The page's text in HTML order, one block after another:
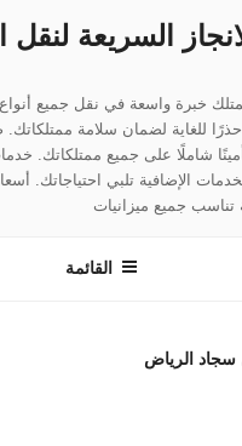
خبرة واسعة في نقل جميع أنواع
حذرًا للغاية لضمان سلامة
شاملًا على جميع ممتلكاتك.
الإضافية تلبي احتياجاتك.
تناسب جميع ميزانيات
القائمة
الرياض